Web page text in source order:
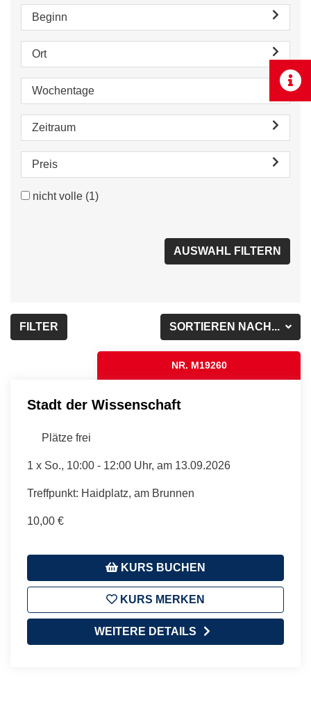
Beginn
Ort
Wochentage
Zeitraum
Preis
nicht volle (1)
SORTIEREN NACH...
FILTER
NR. M19260
Stadt der Wissenschaft
Plätze frei
1 x So., 10:00 - 12:00 Uhr, am 13.09.2026
Treffpunkt: Haidplatz, am Brunnen
10,00 €
KURS BUCHEN
KURS MERKEN
WEITERE DETAILS